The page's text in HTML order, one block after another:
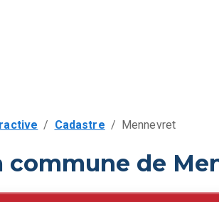
/ Cadastre / Mennevret
de